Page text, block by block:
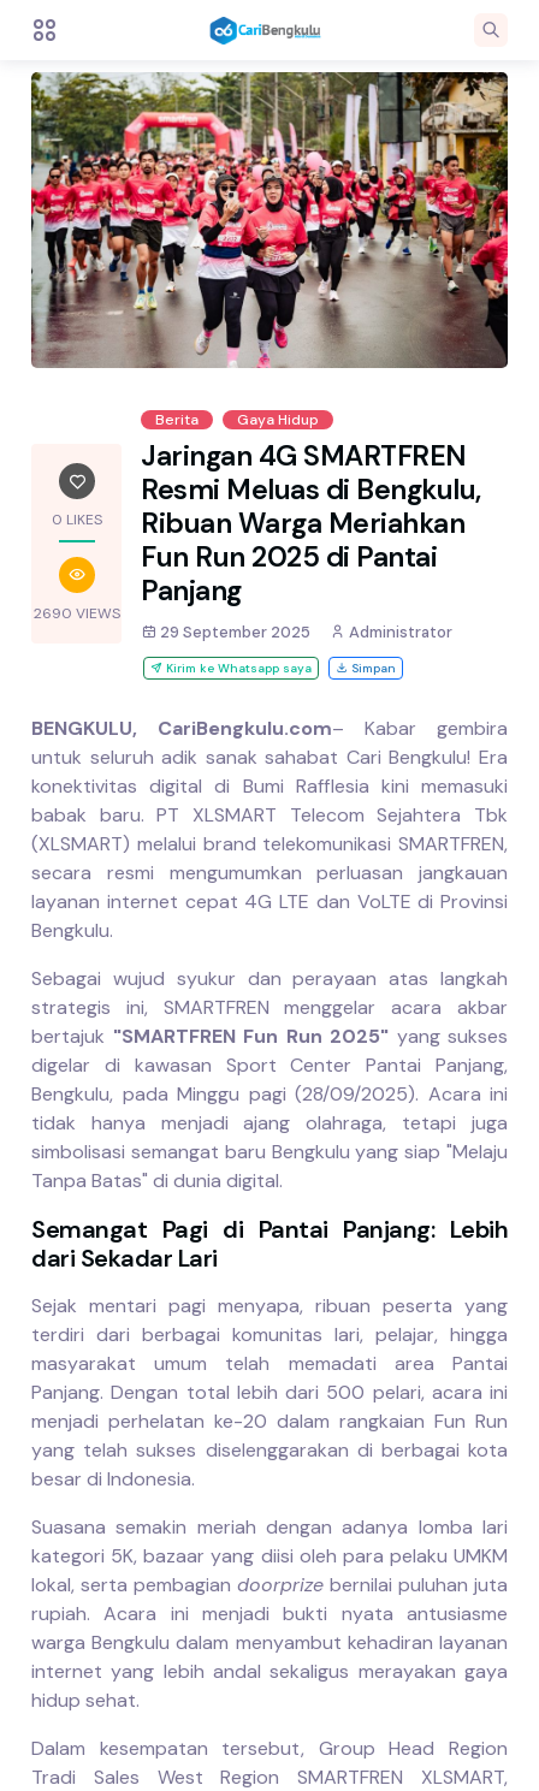
0 LIKES
2690 VIEWS
Berita Gaya Hidup
Jaringan 4G SMARTFREN
Resmi Meluas di Bengkulu,
Ribuan Warga Meriahkan
Fun Run 2025 di Pantai
Panjang
29 September 2025 Administrator
Kirim ke Whatsapp saya Simpan
BENGKULU, CariBengkulu.com– Kabar gembira
untuk seluruh adik sanak sahabat Cari Bengkulu! Era
konektivitas digital di Bumi Rafflesia kini memasuki
babak baru. PT XLSMART Telecom Sejahtera Tbk
(XLSMART) melalui brand telekomunikasi SMARTFREN,
secara resmi mengumumkan perluasan jangkauan
layanan internet cepat 4G LTE dan VoLTE di Provinsi
Bengkulu.
Sebagai wujud syukur dan perayaan atas langkah
strategis ini, SMARTFREN menggelar acara akbar
bertajuk "SMARTFREN Fun Run 2025" yang sukses
digelar di kawasan Sport Center Pantai Panjang,
Bengkulu, pada Minggu pagi (28/09/2025). Acara ini
tidak hanya menjadi ajang olahraga, tetapi juga
simbolisasi semangat baru Bengkulu yang siap "Melaju
Tanpa Batas" di dunia digital.
Semangat Pagi di Pantai Panjang: Lebih
dari Sekadar Lari
Sejak mentari pagi menyapa, ribuan peserta yang
terdiri dari berbagai komunitas lari, pelajar, hingga
masyarakat umum telah memadati area Pantai
Panjang. Dengan total lebih dari 500 pelari, acara ini
menjadi perhelatan ke-20 dalam rangkaian Fun Run
yang telah sukses diselenggarakan di berbagai kota
besar di Indonesia.
Suasana semakin meriah dengan adanya lomba lari
kategori 5K, bazaar yang diisi oleh para pelaku UMKM
lokal, serta pembagian doorprize bernilai puluhan juta
rupiah. Acara ini menjadi bukti nyata antusiasme
warga Bengkulu dalam menyambut kehadiran layanan
internet yang lebih andal sekaligus merayakan gaya
hidup sehat.
Dalam kesempatan tersebut, Group Head Region
Tradi Sales West Region SMARTFREN XLSMART,